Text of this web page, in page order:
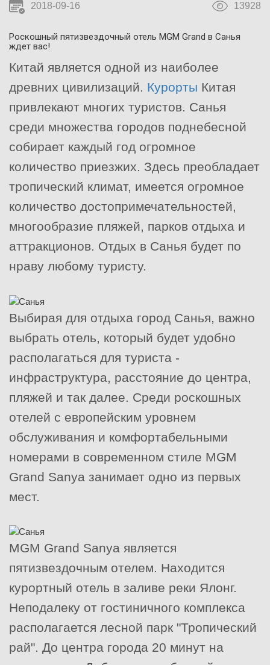
2018-09-16 13928
Роскошный пятизвездочный отель MGM Grand в Санья
ждет вас!
Китай является одной из наиболее
древних цивилизаций. Курорты Китая
привлекают многих туристов. Санья
среди множества городов поднебесной
собирает каждый год огромное
количество приезжих. Здесь преобладает
тропический климат, имеется огромное
количество достопримечательностей,
многообразие пляжей, парков отдыха и
аттракционов. Отдых в Санья будет по
нраву любому туристу.
Выбирая для отдыха город Санья, важно
выбрать отель, который будет удобно
располагаться для туриста -
инфраструктура, расстояние до центра,
пляжей и так далее. Среди роскошных
отелей с европейским уровнем
обслуживания и комфортабельными
номерами в современном стиле MGM
Grand Sanya занимает одно из первых
мест.
MGM Grand Sanya является
пятизвездочным отелем. Находится
курортный отель в заливе реки Ялонг.
Неподалеку от гостиничного комплекса
располагается лесной парк "Тропический
рай". До центра города 20 минут на